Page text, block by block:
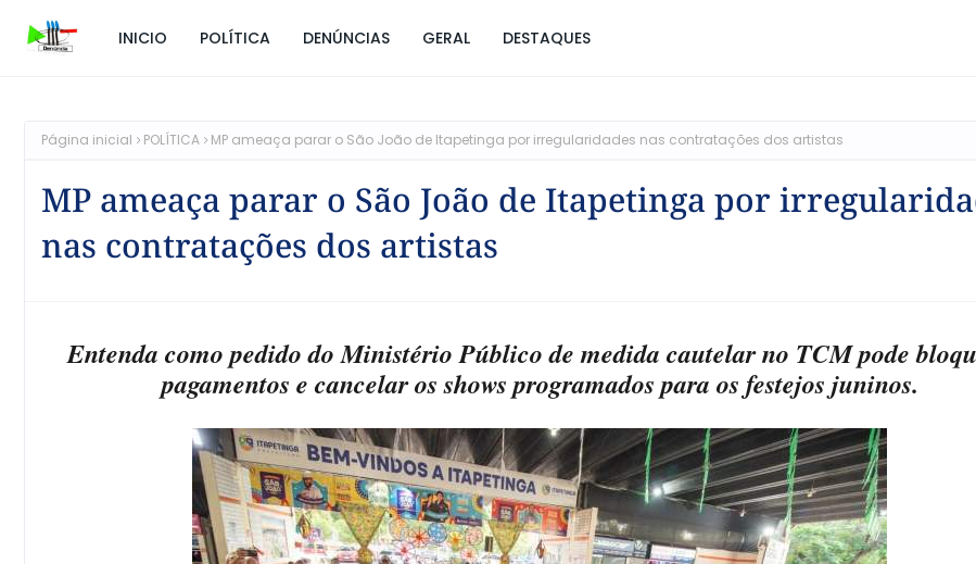
INICIO POLÍTICA DENÚNCIAS GERAL DESTAQUES
Página inicial POLÍTICA MP ameaça parar o São João de Itapetinga por irregularidades nas contratações dos artistas
MP ameaça parar o São João de Itapetinga por
nas contratações dos artistas
Entenda como pedido do Ministério Público de medida cautelar no TCM pode
pagamentos e cancelar os shows programados para os festejos juninos.